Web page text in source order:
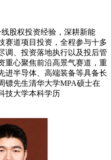
股权投资经验，深耕新能
赛道项目投资，全程参与十多
调、投资落地执行以及投后管
重心聚焦前沿高景气赛道，重
进半导体、高端装备等具备长
镖先生清华大学MPA硕士在
技大学本科学历